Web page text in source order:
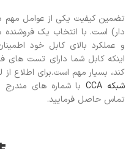
تضمین کیفیت یکی از عوامل مهم
دار) است. با انتخاب یک فروشنده
و عملکرد بالای کابل خود
اینکه کابل شما دارای تست
کند، بسیار مهم است.برای
شبکه CCA
با شماره های
تماس حاصل فرمایید.